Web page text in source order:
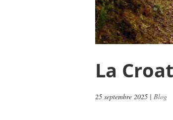
La
25 septembre 2025 | Blog